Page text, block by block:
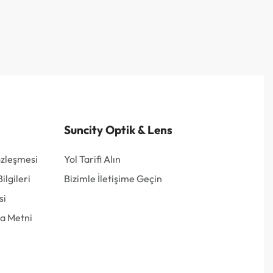
Metni
Suncity Optik & Lens
Yol Tarifi Alın
Bizimle İletişime Geçin